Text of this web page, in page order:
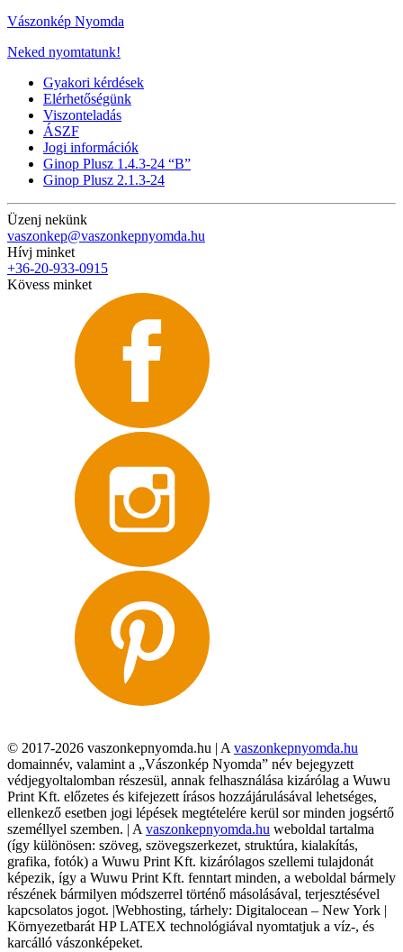
Vászonkép Nyomda
Neked nyomtatunk!
Gyakori kérdések
Elérhetőségünk
Viszonteladás
ÁSZF
Jogi információk
Ginop Plusz 1.4.3-24 “B”
Ginop Plusz 2.1.3-24
Üzenj nekünk
vaszonkep@vaszonkepnyomda.hu
Hívj minket
+36-20-933-0915
Kövess minket
© 2017-2026 vaszonkepnyomda.hu | A vaszonkepnyomda.hu
domainnév, valamint a „Vászonkép Nyomda” név bejegyzett
védjegyoltalomban részesül, annak felhasználása kizárólag a Wuwu
Print Kft. előzetes és kifejezett írásos hozzájárulásával lehetséges,
ellenkező esetben jogi lépések megtételére kerül sor minden jogsértő
személlyel szemben. | A vaszonkepnyomda.hu weboldal tartalma
(így különösen: szöveg, szövegszerkezet, struktúra, kialakítás,
grafika, fotók) a Wuwu Print Kft. kizárólagos szellemi tulajdonát
képezik, így a Wuwu Print Kft. fenntart minden, a weboldal bármely
részének bármilyen módszerrel történő másolásával, terjesztésével
kapcsolatos jogot. |Webhosting, tárhely: Digitalocean – New York |
Környezetbarát HP LATEX technológiával nyomtatjuk a víz-, és
karcálló vászonképeket.